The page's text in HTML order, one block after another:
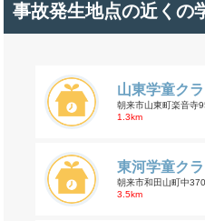
事故発生地点の近くの
山東学童ク
朝来市山東町楽音寺
1.3km
東河学童ク
朝来市和田山町中
3.5km